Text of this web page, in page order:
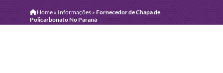
Home» Informações » Fornecedor de Chapa de
Policarbonato No Paraná